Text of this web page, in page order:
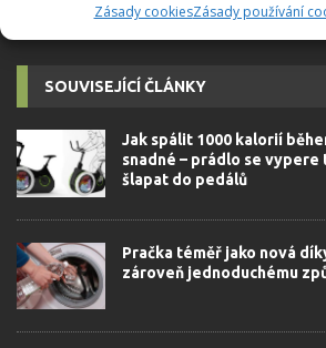
Zásady cookiesZásady používání
SOUVISEJÍCÍ ČLÁNKY
Jak spálit 1000 kalorií
snadné – prádlo se vypere
šlapat do pedálů
Pračka téměř jako nová
zároveň jednoduchému